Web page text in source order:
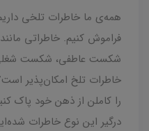
همه‌ی ما خاطرات تلخی
فراموش کنیم. خاطراتی
شکست عاطفی، شکست شغلی
خاطرات تلخ امکان‌پذیر
را کاملن از ذهن خود پاک
درگیر این نوع خاطرات